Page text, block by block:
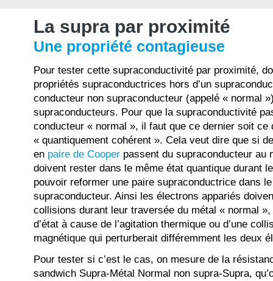
La supra par proximité
Une propriété contagieuse
Pour tester cette supraconductivité par proximité,
propriétés supraconductrices hors d’un
conducteur non supraconducteur (appelé « normal
supraconducteurs. Pour que la supraconductivité
conducteur « normal », il faut que ce dernier soit ce
« quantiquement cohérent ». Cela veut dire que si
en paire de Cooper passent du supraconducteur au
doivent rester dans le même état quantique durant
pouvoir reformer une paire supraconductrice dans
supraconducteur. Ainsi les électrons appariés
collisions durant leur traversée du métal « normal
d’état à cause de l’agitation thermique ou d’une
magnétique qui perturberait différemment les deux
Pour tester si c’est le cas, on mesure de la
sandwich Supra-Métal Normal non supra-Supra,